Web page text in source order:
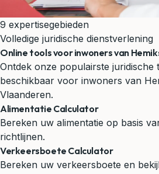
9 expertisegebieden
Volledige juridische dienstverlening
Online tools voor inwoners van
Ontdek onze populairste juridische
beschikbaar voor inwoners van
Vlaanderen.
Alimentatie Calculator
Bereken uw alimentatie op basis
richtlijnen.
Verkeersboete Calculator
Bereken uw verkeersboete en